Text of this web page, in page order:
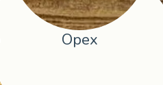
Орех